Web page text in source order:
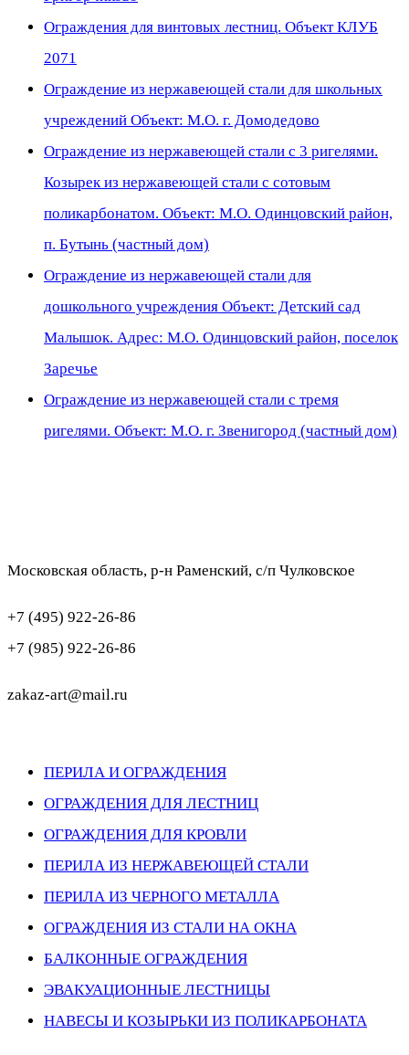
Ограждения для винтовых лестниц. Объект КЛУБ
2071
Ограждение из нержавеющей стали для школьных
учреждений Объект: М.О. г. Домодедово
Ограждение из нержавеющей стали с 3 ригелями.
Козырек из нержавеющей стали с сотовым
поликарбонатом. Объект: М.О. Одинцовский район,
п. Бутынь (частный дом)
Ограждение из нержавеющей стали для
дошкольного учреждения Объект: Детский сад
Малышок. Адрес: М.О. Одинцовский район, поселок
Заречье
Ограждение из нержавеющей стали с тремя
ригелями. Объект: М.О. г. Звенигород (частный дом)
Московская область, р-н Раменский, с/п Чулковское
+7 (495) 922-26-86
+7 (985) 922-26-86
zakaz-art@mail.ru
ПЕРИЛА И ОГРАЖДЕНИЯ
ОГРАЖДЕНИЯ ДЛЯ ЛЕСТНИЦ
ОГРАЖДЕНИЯ ДЛЯ КРОВЛИ
ПЕРИЛА ИЗ НЕРЖАВЕЮЩЕЙ СТАЛИ
ПЕРИЛА ИЗ ЧЕРНОГО МЕТАЛЛА
ОГРАЖДЕНИЯ ИЗ СТАЛИ НА ОКНА
БАЛКОННЫЕ ОГРАЖДЕНИЯ
ЭВАКУАЦИОННЫЕ ЛЕСТНИЦЫ
НАВЕСЫ И КОЗЫРЬКИ ИЗ ПОЛИКАРБОНАТА